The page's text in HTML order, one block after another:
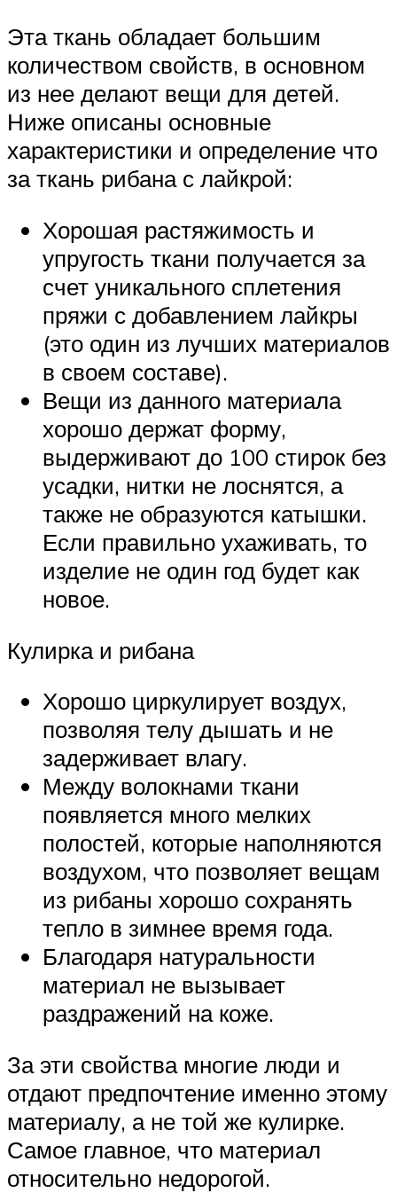
Эта ткань обладает большим
количеством свойств, в основном
из нее делают вещи для детей.
Ниже описаны основные
характеристики и определение что
за ткань рибана с лайкрой:
Хорошая растяжимость и
упругость ткани получается за
счет уникального сплетения
пряжи с добавлением лайкры
(это один из лучших материалов
в своем составе).
Вещи из данного материала
хорошо держат форму,
выдерживают до 100 стирок без
усадки, нитки не лоснятся, а
также не образуются катышки.
Если правильно ухаживать, то
изделие не один год будет как
новое.
Кулирка и рибана
Хорошо циркулирует воздух,
позволяя телу дышать и не
задерживает влагу.
Между волокнами ткани
появляется много мелких
полостей, которые наполняются
воздухом, что позволяет вещам
из рибаны хорошо сохранять
тепло в зимнее время года.
Благодаря натуральности
материал не вызывает
раздражений на коже.
За эти свойства многие люди и
отдают предпочтение именно этому
материалу, а не той же кулирке.
Самое главное, что материал
относительно недорогой.